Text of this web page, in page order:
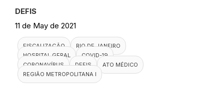
DEFIS
11 de May de 2021
FISCALIZAÇÃO
RIO DE JANEIRO
HOSPITAL GERAL
COVID-19
CORONAVÍRUS
DEFIS
ATO MÉDICO
REGIÃO METROPOLITANA I